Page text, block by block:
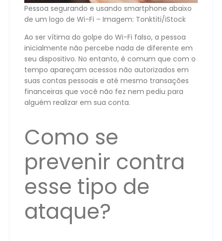
Pessoa segurando e usando smartphone abaixo
de um logo de Wi-Fi – Imagem: Tonktiti/iStock
Ao ser vítima do golpe do Wi-Fi falso, a pessoa
inicialmente não percebe nada de diferente em
seu dispositivo. No entanto, é comum que com o
tempo apareçam acessos não autorizados em
suas contas pessoais e até mesmo transações
financeiras que você não fez nem pediu para
alguém realizar em sua conta.
Como se
prevenir contra
esse tipo de
ataque?